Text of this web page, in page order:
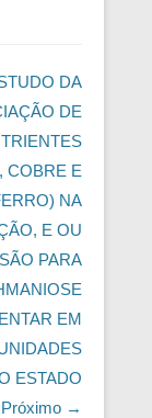
DA
DE
COBRE E
NA
E OU
PARA
EM
ESTADO
Próximo →